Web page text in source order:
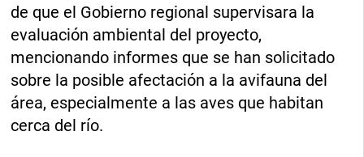
de que el Gobierno regional supervisara la
evaluación ambiental del proyecto,
mencionando informes que se han solicitado
sobre la posible afectación a la avifauna del
área, especialmente a las aves que habitan
cerca del río.